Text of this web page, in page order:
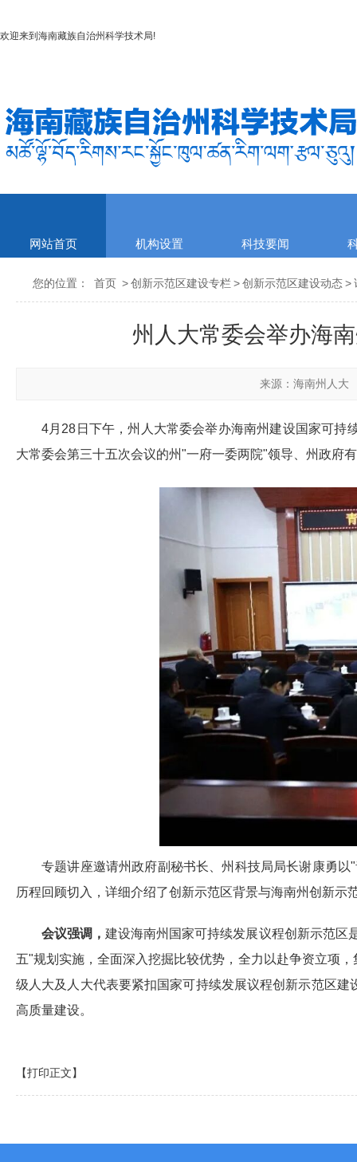
欢迎来到 海南藏族自治州科学技术局!
网站首页 机构设置 科技要闻
您的位置： 首页 >创新示范区建设专栏>创新示范区建设动态>
州人大常委会举办海
来源：海南州人大
4月28日下午，州人大常委会举办海南州建设国家可持
大常委会第三十五次会议的州"一府一委两院"领导、州政府
专题讲座邀请州政府副秘书长、州科技局局长谢康勇以
历程回顾切入，详细介绍了创新示范区背景与海南州创新
会议强调，建设海南州 国家可持续发展议程创新示范区
五"规划 实施 ，全面深入挖掘比较优势，全力以赴争资立项
级人大及人大代表要紧扣国家可持续发展议程创新示范区
高质量建设。
【打印正文】